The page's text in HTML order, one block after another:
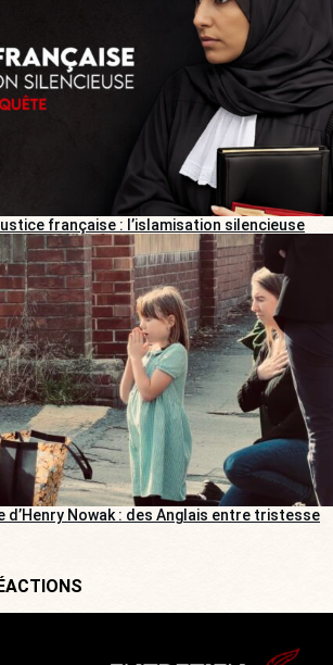
française : l’islamisation silencieuse
d’Henry Nowak : des Anglais entre tristesse